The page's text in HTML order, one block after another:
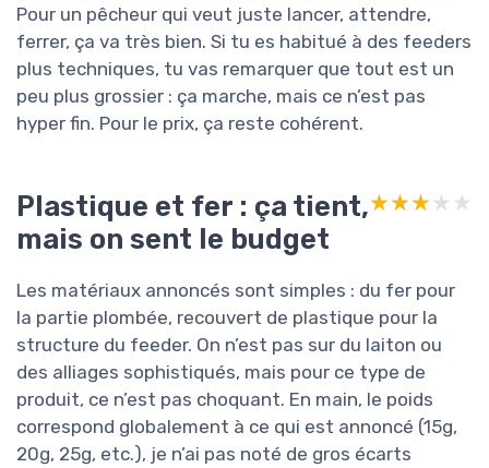
Pour un pêcheur qui veut juste lancer, attendre,
ferrer, ça va très bien. Si tu es habitué à des feeders
plus techniques, tu vas remarquer que tout est un
peu plus grossier : ça marche, mais ce n’est pas
hyper fin. Pour le prix, ça reste cohérent.
Plastique et fer : ça tient,
mais on sent le budget
★★★★★
★★★★★
Les matériaux annoncés sont simples : du fer pour
la partie plombée, recouvert de plastique pour la
structure du feeder. On n’est pas sur du laiton ou
des alliages sophistiqués, mais pour ce type de
produit, ce n’est pas choquant. En main, le poids
correspond globalement à ce qui est annoncé (15g,
20g, 25g, etc.), je n’ai pas noté de gros écarts